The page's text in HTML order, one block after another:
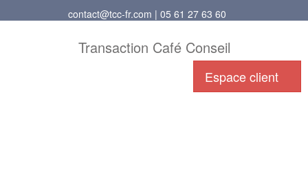
contact@tcc-fr.com | 05 61 27 63 60
Transaction Café Conseil
Espace client